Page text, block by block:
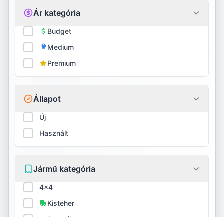
Fortune
GITI
Goodride
GT Radial
Ár kategória
Budget
Medium
Premium
Állapot
Új
Használt
Jármű kategória
4x4
Kisteher